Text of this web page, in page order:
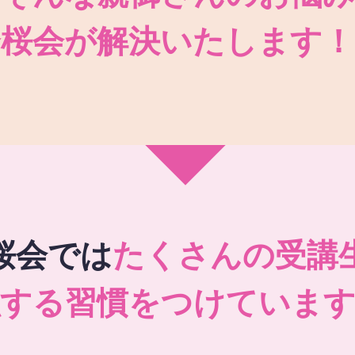
会が解決いたします！
会ではたくさんの受講
る習慣をつけています